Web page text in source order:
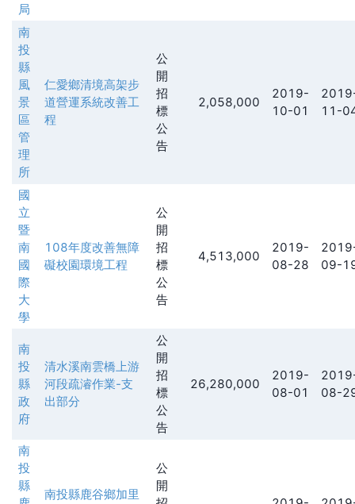
局
南
投
縣
風
景
區
管
理
所
仁愛鄉清境高架步
道營運系統改善工
程
公
開
招
標
公
告
2,058,000
2019-
10-01
11-
國
立
暨
南
國
際
大
學
108年度改善無障
礙校園環境工程
公
開
招
標
公
告
4,513,000
2019-
08-28
09-
南
投
縣
政
府
清水溪南雲橋上游
河段疏濬作業-支
出部分
公
開
招
標
公
告
26,280,000
2019-
08-01
08-
南
投
縣
南投縣鹿谷鄉加里
公
開